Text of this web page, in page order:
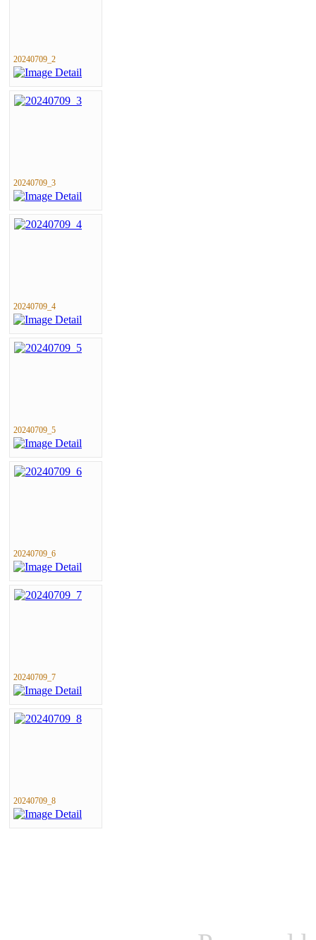
20240709_2
20240709_3
20240709_4
20240709_5
20240709_6
20240709_7
20240709_8